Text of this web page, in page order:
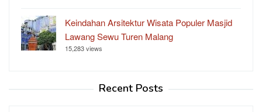
Keindahan Arsitektur Wisata Populer Masjid
Lawang Sewu Turen Malang
15,283 views
Recent Posts